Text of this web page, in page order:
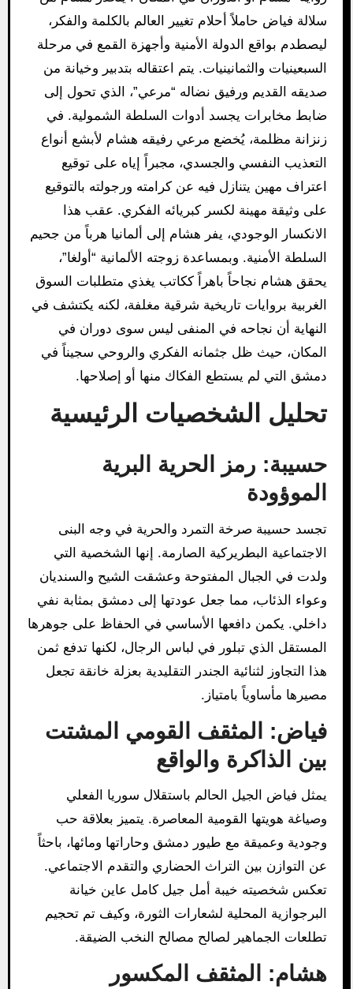
سلالة فياض حاملاً أحلام تغيير العالم بالكلمة والفكر،
ليصطدم بواقع الدولة الأمنية وأجهزة القمع في مرحلة
السبعينيات والثمانينيات. يتم اعتقاله بتدبير وخيانة من
صديقه القديم ورفيق نضاله “مرعي”، الذي تحول إلى
ضابط مخابرات يجسد أدوات السلطة الشمولية. في
زنزانة مظلمة، يُخضع مرعي رفيقه هشام لأبشع أنواع
التعذيب النفسي والجسدي، مجبراً إياه على توقيع
اعتراف مهين يتنازل فيه عن كرامته ورجولته بالتوقيع
على وثيقة مهينة لكسر كبريائه الفكري. عقب هذا
الانكسار الوجودي، يفر هشام إلى ألمانيا هرباً من جحيم
السلطة الأمنية. وبمساعدة زوجته الألمانية “أولغا”،
يحقق هشام نجاحاً باهراً ككاتب يغذي متطلبات السوق
الغربية بروايات تاريخية شرقية مغلفة، لكنه يكتشف في
النهاية أن نجاحه في المنفى ليس سوى دوران في
المكان، حيث ظل جثمانه الفكري والروحي سجيناً في
دمشق التي لم يستطع الفكاك منها أو إصلاحها.
تحليل الشخصيات الرئيسية
حسيبة: رمز الحرية البرية
الموؤودة
تجسد حسيبة صرخة التمرد والحرية في وجه البنى
الاجتماعية البطريركية الصارمة. إنها الشخصية التي
ولدت في الجبال المفتوحة وعشقت الشيح والسنديان
وعواء الذئاب، مما جعل عودتها إلى دمشق بمثابة نفي
داخلي. يكمن دافعها الأساسي في الحفاظ على جوهرها
المستقل الذي تبلور في لباس الرجال، لكنها تدفع ثمن
هذا التجاوز لثنائية الجندر التقليدية بعزلة خانقة تجعل
مصيرها مأساوياً بامتياز.
فياض: المثقف القومي المشتت
بين الذاكرة والواقع
يمثل فياض الجيل الحالم باستقلال سوريا الفعلي
وصياغة هويتها القومية المعاصرة. يتميز بعلاقة حب
وجودية وعميقة مع طيور دمشق وحاراتها ومائها، باحثاً
عن التوازن بين التراث الحضاري والتقدم الاجتماعي.
تعكس شخصيته خيبة أمل جيل كامل عاين خيانة
البرجوازية المحلية لشعارات الثورة، وكيف تم تحجيم
تطلعات الجماهير لصالح مصالح النخب الضيقة.
هشام: المثقف المكسور